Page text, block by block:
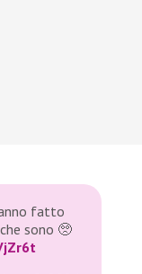
fatto
sono 🥺